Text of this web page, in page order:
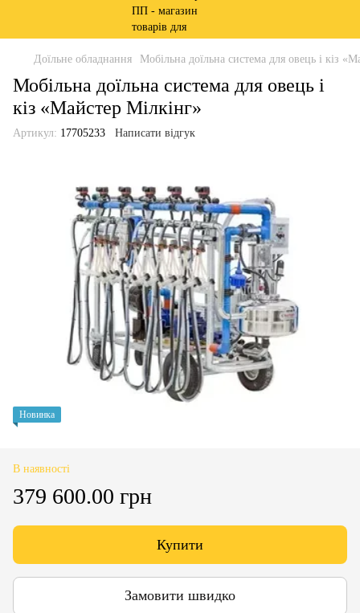
Доїльне обладнання Мобільна доїльна система для овець і кіз
Мобільна доїльна система для овець і
кіз «Майстер Мілкінг»
Артикул: 17705233 Написати відгук
Новинка
В наявності
379 600.00 грн
Купити
Замовити швидко